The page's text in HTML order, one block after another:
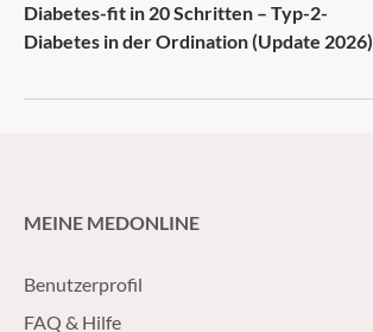
Diabetes-fit in 20 Schritten – Typ-2-
Diabetes in der Ordination (Update 2026)
MEINE MEDONLINE
Benutzerprofil
FAQ & Hilfe